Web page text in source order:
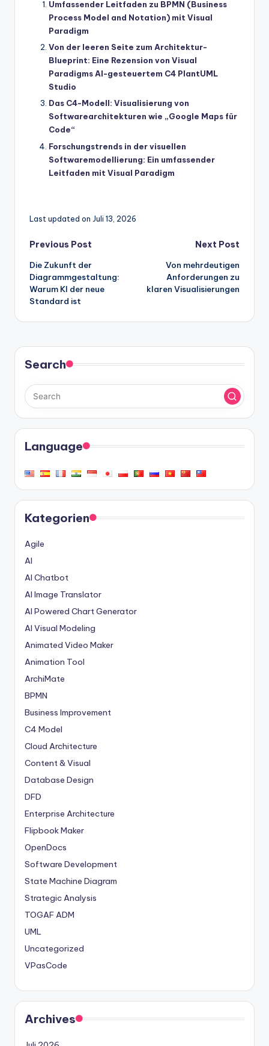
Umfassender Leitfaden zu BPMN (Business
Process Model and Notation) mit Visual
Paradigm
Von der leeren Seite zum Architektur-
Blueprint: Eine Rezension von Visual
Paradigms AI-gesteuertem C4 PlantUML
Studio
Das C4-Modell: Visualisierung von
Softwarearchitekturen wie „Google Maps für
Code“
Forschungstrends in der visuellen
Softwaremodellierung: Ein umfassender
Leitfaden mit Visual Paradigm
Last updated on Juli 13, 2026
Post
navigation
Previous Post
Die Zukunft der
Diagrammgestaltung:
Warum KI der neue
Standard ist
Next Post
Von mehrdeutigen
Anforderungen zu
klaren Visualisierungen
Search
Language
Kategorien
Agile
AI
AI Chatbot
AI Image Translator
AI Powered Chart Generator
AI Visual Modeling
Animated Video Maker
Animation Tool
ArchiMate
BPMN
Business Improvement
C4 Model
Cloud Architecture
Content & Visual
Database Design
DFD
Enterprise Architecture
Flipbook Maker
OpenDocs
Software Development
State Machine Diagram
Strategic Analysis
TOGAF ADM
UML
Uncategorized
VPasCode
Archives